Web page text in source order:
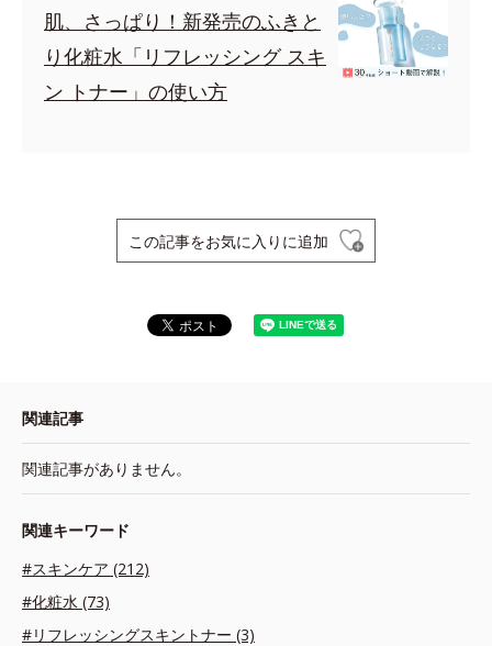
肌、さっぱり！新発売のふきと
り化粧水「リフレッシング スキ
ン トナー」の使い方
この記事をお気に入りに追加
関連記事
関連記事がありません。
関連キーワード
#スキンケア (212)
#化粧水 (73)
#リフレッシングスキントナー (3)